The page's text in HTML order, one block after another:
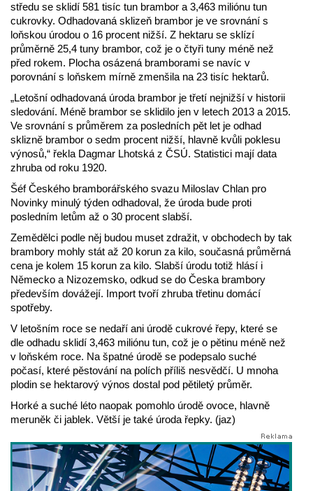
středu se sklidí 581 tisíc tun brambor a 3,463 miliónu tun
cukrovky. Odhadovaná sklizeň brambor je ve srovnání s
loňskou úrodou o 16 procent nižší. Z hektaru se sklízí
průměrně 25,4 tuny brambor, což je o čtyři tuny méně než
před rokem. Plocha osázená bramborami se navíc v
porovnání s loňskem mírně zmenšila na 23 tisíc hektarů.
„Letošní odhadovaná úroda brambor je třetí nejnižší v historii
sledování. Méně brambor se sklidilo jen v letech 2013 a 2015.
Ve srovnání s průměrem za posledních pět let je odhad
sklizně brambor o sedm procent nižší, hlavně kvůli poklesu
výnosů,“ řekla Dagmar Lhotská z ČSÚ. Statistici mají data
zhruba od roku 1920.
Šéf Českého bramborářského svazu Miloslav Chlan pro
Novinky minulý týden odhadoval, že úroda bude proti
posledním letům až o 30 procent slabší.
Zemědělci podle něj budou muset zdražit, v obchodech by tak
brambory mohly stát až 20 korun za kilo, současná průměrná
cena je kolem 15 korun za kilo. Slabší úrodu totiž hlásí i
Německo a Nizozemsko, odkud se do Česka brambory
především dovážejí. Import tvoří zhruba třetinu domácí
spotřeby.
V letošním roce se nedaří ani úrodě cukrové řepy, které se
dle odhadu sklidí 3,463 miliónu tun, což je o pětinu méně než
v loňském roce. Na špatné úrodě se podepsalo suché
počasí, které pěstování na polích příliš nesvědčí. U mnoha
plodin se hektarový výnos dostal pod pětiletý průměr.
Horké a suché léto naopak pomohlo úrodě ovoce, hlavně
meruněk či jablek. Větší je také úroda řepky. (jaz)